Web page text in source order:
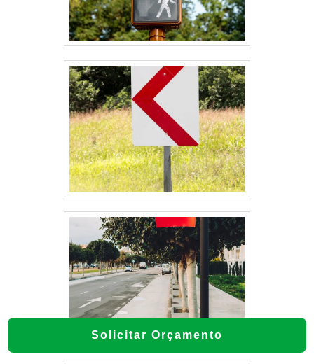
Solicitar Orçamento